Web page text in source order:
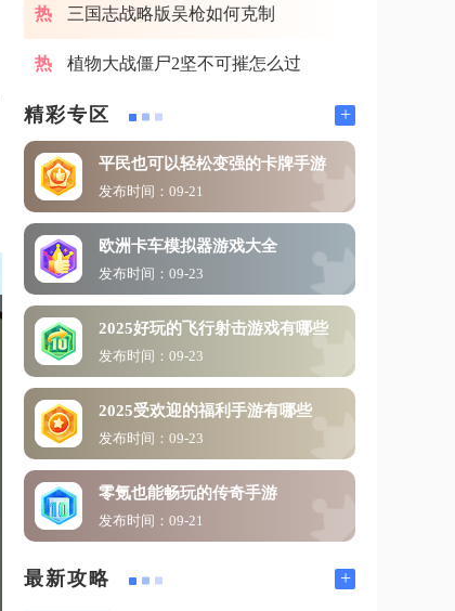
三国志战略版吴枪如何克制
植物大战僵尸2坚不可摧怎么过
精彩专区 +
平民也可以轻松变强的卡牌手游
发布时间：09-21
欧洲卡车模拟器游戏大全
发布时间：09-23
2025好玩的飞行射击游戏有哪些
发布时间：09-23
2025受欢迎的福利手游有哪些
发布时间：09-23
零氪也能畅玩的传奇手游
发布时间：09-21
最新攻略 +